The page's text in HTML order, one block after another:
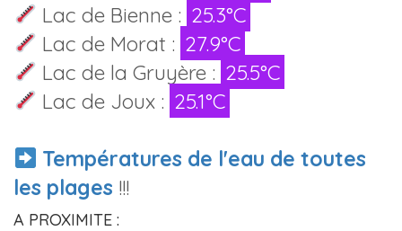
Lac de Bienne : 25.3°C
Lac de Morat : 27.9°C
Lac de la Gruyère : 25.5°C
Lac de Joux : 25.1°C
Températures de l'eau de toutes
les plages !!!
A PROXIMITE :